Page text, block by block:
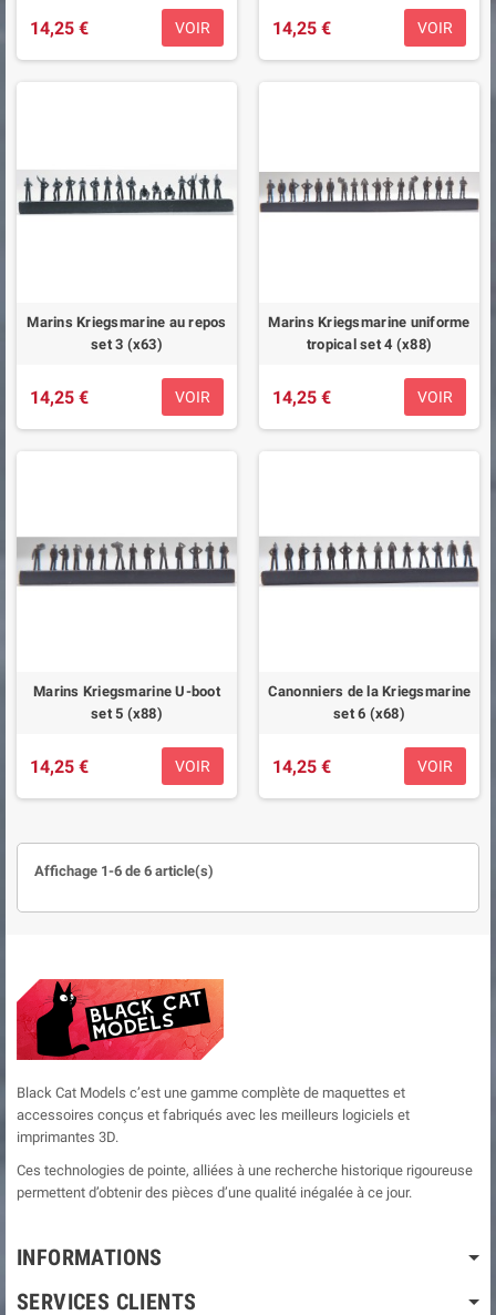
14,25 € VOIR 14,25 € VOIR
Marins Kriegsmarine au repos
set 3 (x63)
14,25 € VOIR
Marins Kriegsmarine uniforme
tropical set 4 (x88)
14,25 € VOIR
Marins Kriegsmarine U-boot
set 5 (x88)
14,25 € VOIR
Canonniers de la Kriegsmarine
set 6 (x68)
14,25 € VOIR
Affichage 1-6 de 6 article(s)
Black Cat Models c’est une gamme complète de maquettes et
accessoires conçus et fabriqués avec les meilleurs logiciels et
imprimantes 3D.
Ces technologies de pointe, alliées à une recherche historique rigoureuse
permettent d’obtenir des pièces d’une qualité inégalée à ce jour.
INFORMATIONS
SERVICES CLIENTS